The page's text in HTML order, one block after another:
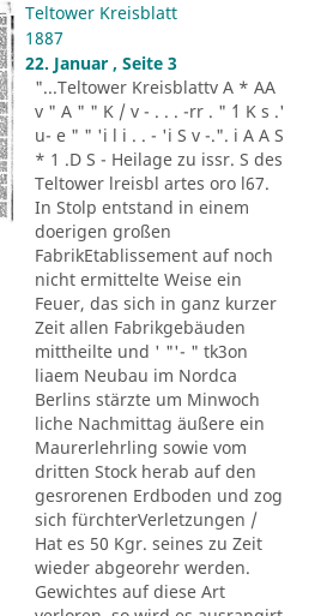
Teltower Kreisblatt
1887
22. Januar , Seite 3
"...Teltower Kreisblattv A * AA
v " A " " K / v - . . . -rr . " ´1 K s .'
u- e " " 'i l i . . - 'i S v -.". i A A S
* 1 .D S - Heilage zu issr. S des
Teltower lreisbl artes oro l67.
In Stolp entstand in einem
doerigen großen
FabrikEtablissement auf noch
nicht ermittelte Weise ein
Feuer, das sich in ganz kurzer
Zeit allen Fabrikgebäuden
mittheilte und ' "'- " tk3on
liaem Neubau im Nordca
Berlins stärzte um Minwoch
liche Nachmittag äußere ein
Maurerlehrling sowie vom
dritten Stock herab auf den
gesrorenen Erdboden und zog
sich fürchterVerletzungen /
Hat es 50 Kgr. seines zu Zeit
wieder abgeorehr werden.
Gewichtes auf diese Art